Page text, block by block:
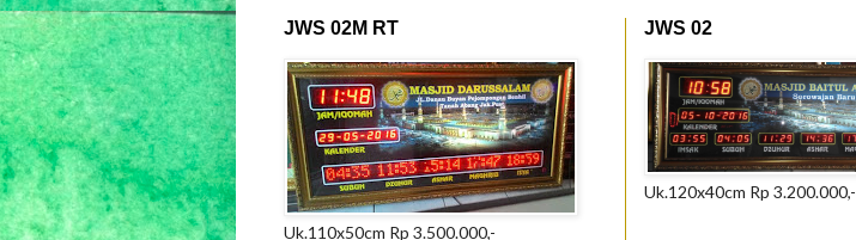
JWS 02M RT
Uk.110x50cm Rp 3.500.000,-
JWS 02
Uk.120x40cm Rp 3.200.000,-